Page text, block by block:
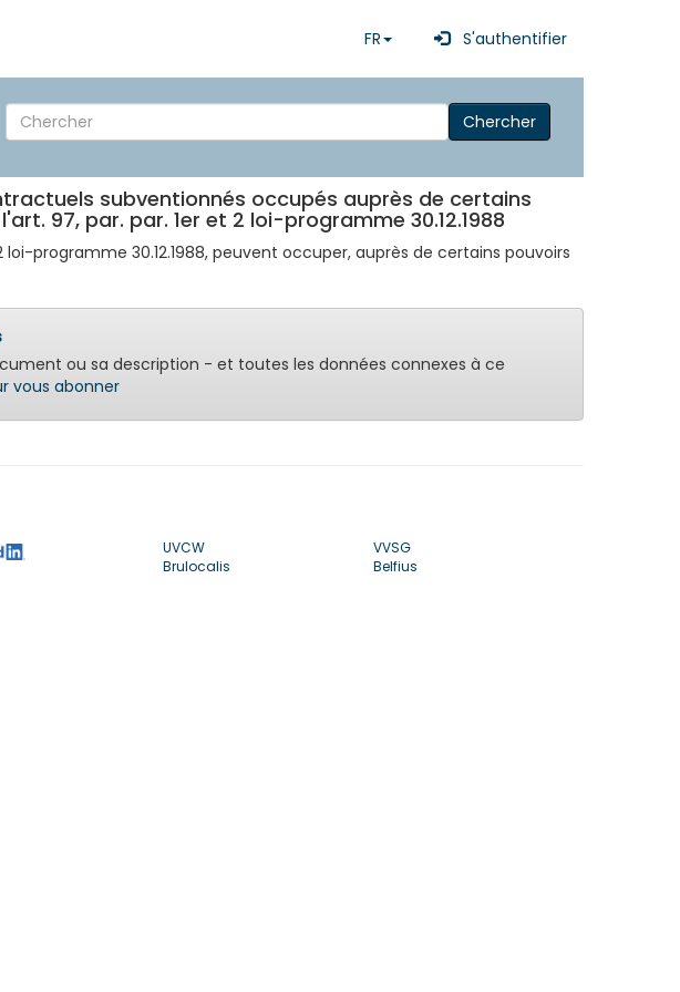
FR S'authentifier
Chercher
subventionnés occupés auprès de certains
97, par. par. 1er et 2 loi-programme 30.12.1988
loi-programme 30.12.1988, peuvent occuper, auprès de certains pouvoirs
ou sa description - et toutes les données connexes à ce
vous abonner
UVCW
Brulocalis
VVSG
Belfius